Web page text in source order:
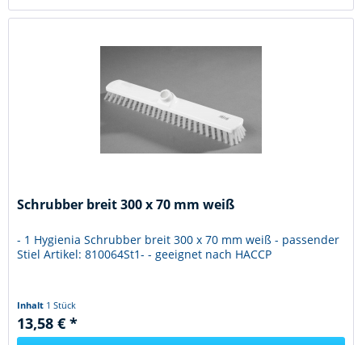
Schrubber breit 300 x 70 mm weiß
- 1 Hygienia Schrubber breit 300 x 70 mm weiß - passender
Stiel Artikel: 810064St1- - geeignet nach HACCP
Inhalt 1 Stück
13,58 € *